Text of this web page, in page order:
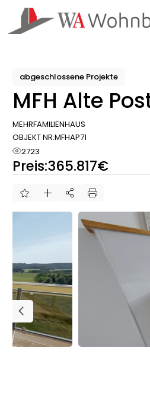
content
abgeschlossene Projekte
MFH Alte
MEHRFAMILIENHAUS
OBJEKT NR:MFHAP71
2723
Preis:365.817€